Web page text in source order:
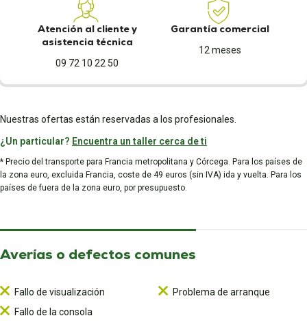
Atención al cliente y
asistencia técnica
09 72 10 22 50
Garantía comercial
12 meses
Nuestras ofertas están reservadas a los profesionales.
¿Un particular? Encuentra un taller cerca de ti
* Precio del transporte para Francia metropolitana y Córcega. Para los países de
la zona euro, excluida Francia, coste de 49 euros (sin IVA) ida y vuelta. Para los
países de fuera de la zona euro, por presupuesto.
Averías o defectos comunes
Fallo de visualización
Fallo de la consola
Problema de arranque